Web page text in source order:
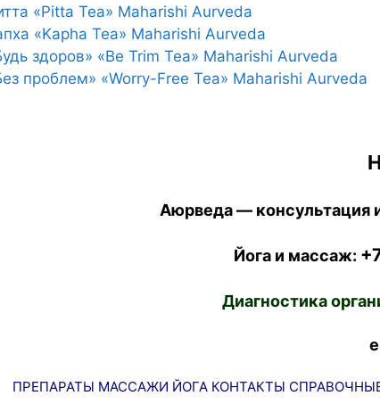
«Pitta Tea» Maharishi Aurveda
«Kapha Tea» Maharishi Aurveda
здоров» «Be Trim Tea» Maharishi Aurveda
проблем» «Worry-Free Tea» Maharishi Aurveda
Аюрведа — консультация
Йога и массаж:
Диагностика
ПРЕПАРАТЫ МАССАЖИ ЙОГА КОНТАКТЫ